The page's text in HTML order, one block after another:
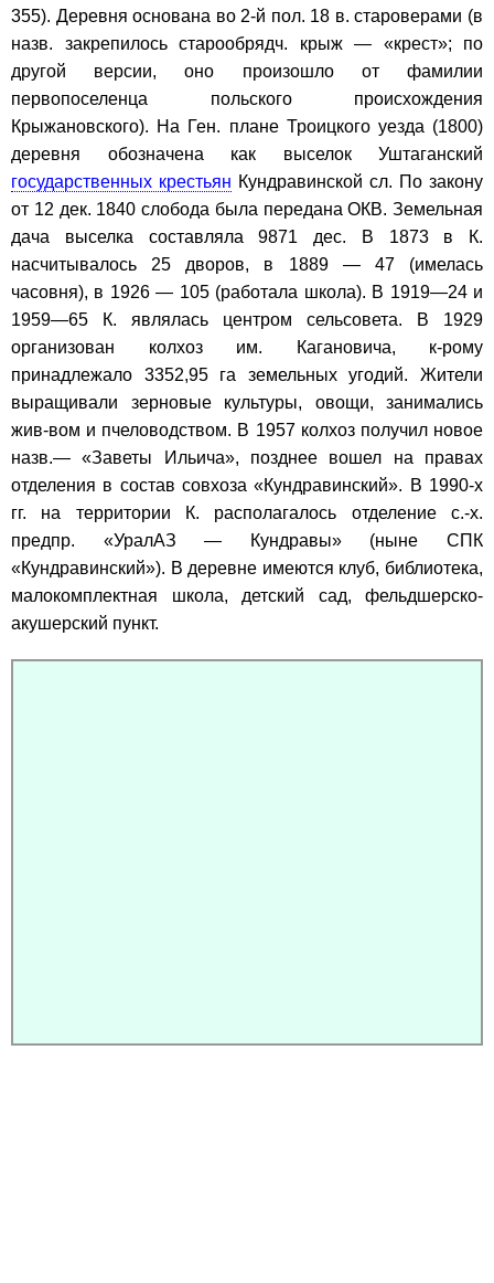
355). Деревня основана во 2-й пол. 18 в. староверами (в
назв. закрепилось старообрядч. крыж — «крест»; по
другой версии, оно произошло от фамилии
первопоселенца польского происхождения
Крыжановского). На Ген. плане Троицкого уезда (1800)
деревня обозначена как выселок Уштаганский
государственных крестьян Кундравинской сл. По закону
от 12 дек. 1840 слобода была передана ОКВ. Земельная
дача выселка составляла 9871 дес. В 1873 в К.
насчитывалось 25 дворов, в 1889 — 47 (имелась
часовня), в 1926 — 105 (работала школа). В 1919—24 и
1959—65 К. являлась центром сельсовета. В 1929
организован колхоз им. Кагановича, к-рому
принадлежало 3352,95 га земельных угодий. Жители
выращивали зерновые культуры, овощи, занимались
жив-вом и пчеловодством. В 1957 колхоз получил новое
назв.— «Заветы Ильича», позднее вошел на правах
отделения в состав совхоза «Кундравинский». В 1990-х
гг. на территории К. располагалось отделение с.-х.
предпр. «УралАЗ — Кундравы» (ныне СПК
«Кундравинский»). В деревне имеются клуб, библиотека,
малокомплектная школа, детский сад, фельдшерско-
акушерский пункт.